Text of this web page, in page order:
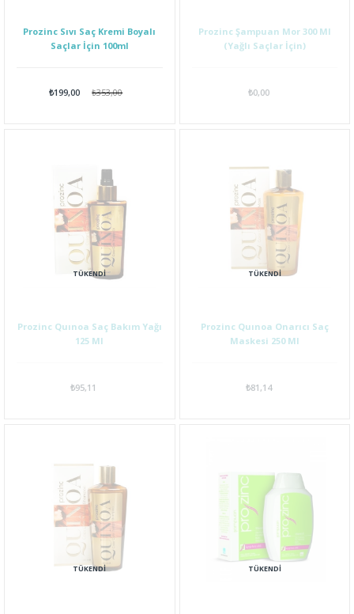
Prozinc Sıvı Saç Kremi Boyalı
Saçlar İçin 100ml
₺199,00 ₺353,00
Prozinc Şampuan Mor 300 Ml
(Yağlı Saçlar İçin)
₺0,00
TÜKENDI
Prozinc Quınoa Saç Bakım Yağı
125 Ml
₺95,11
TÜKENDI
Prozinc Quınoa Onarıcı Saç
Maskesi 250 Ml
₺81,14
TÜKENDI TÜKENDI